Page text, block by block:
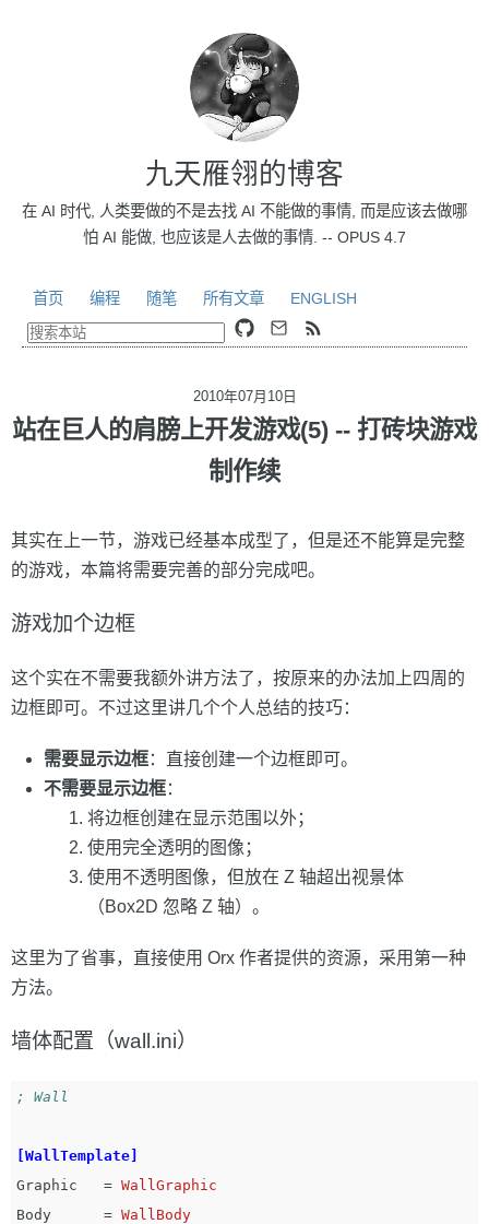
九天雁翎的博客
在 AI 时代, 人类要做的不是去找 AI 不能做的事情, 而是应该去做哪
怕 AI 能做, 也应该是人去做的事情. -- OPUS 4.7
首页 编程 随笔 所有文章 ENGLISH
2010年07月10日
站在巨人的肩膀上开发游戏(5) -- 打砖块游戏
制作续
其实在上一节，游戏已经基本成型了，但是还不能算是完整
的游戏，本篇将需要完善的部分完成吧。
游戏加个边框
这个实在不需要我额外讲方法了，按原来的办法加上四周的
边框即可。不过这里讲几个个人总结的技巧：
需要显示边框：直接创建一个边框即可。
不需要显示边框：
将边框创建在显示范围以外；
使用完全透明的图像；
使用不透明图像，但放在 Z 轴超出视景体
（Box2D 忽略 Z 轴）。
这里为了省事，直接使用 Orx 作者提供的资源，采用第一种
方法。
墙体配置（wall.ini）
[WallTemplate]
Graphic
= WallGraphic
Body
= WallBody